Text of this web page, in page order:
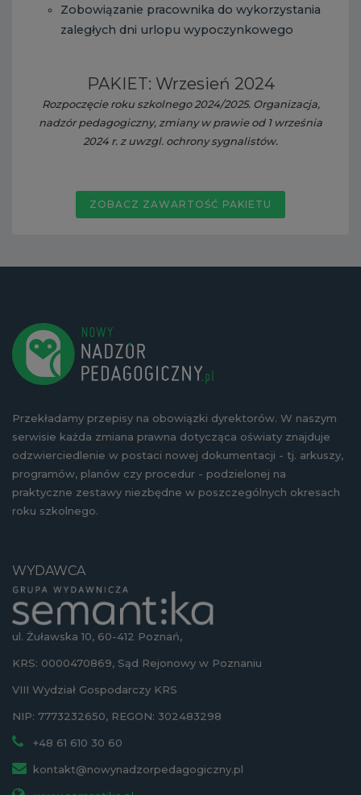
Zobowiązanie pracownika do wykorzystania
zaległych dni urlopu wypoczynkowego
PAKIET: Wrzesień 2024
Rozpoczęcie roku szkolnego 2024/2025. Organizacja,
nadzór pedagogiczny, zmiany w prawie od 1 września
2024 r. z uwzgl. ochrony sygnalistów.
ZOBACZ ZAWARTOŚĆ PAKIETU
Przekładamy przepisy na obowiązki dyrektorów. W naszym
serwisie każda zmiana prawna dotycząca oświaty znajduje
odzwierciedlenie w postaci nowej dokumentacji - tj. arkuszy,
programów, planów czy procedur - podzielonej na
praktyczne zestawy niezbędne w poszczególnych okresach
roku szkolnego.
WYDAWCA
ul. Żuławska 10, 60-412 Poznań,
KRS: 0000470869, Sąd Rejonowy w Poznaniu
VIII Wydział Gospodarczy KRS
NIP: 7773232650, REGON: 302483298
+48 61 610 30 60
kontakt@nowynadzorpedagogiczny.pl